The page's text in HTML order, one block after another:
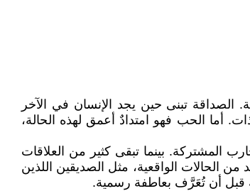
الصداقة تبنى حين يجد الإنسان في الآخر
أما الحب فهو امتدادٌ أعمق لهذه الحالة،
المشتركة. بينما تبقى كثير من العلاقات
الحالات الواقعية، مثل الصديقين اللذين
قبل أن تُعَرَّف بعاطفة رسمية.